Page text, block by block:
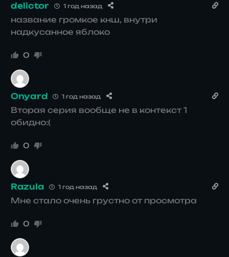
delictor 1 год назад
название громкое кнш, внутри
надкусанное яблоко
0
Onyard 1 год назад
Вторая серия вообще не в контекст 1
обидно:(
0
Razula 1 год назад
Мне стало очень грустно от просмотра
0